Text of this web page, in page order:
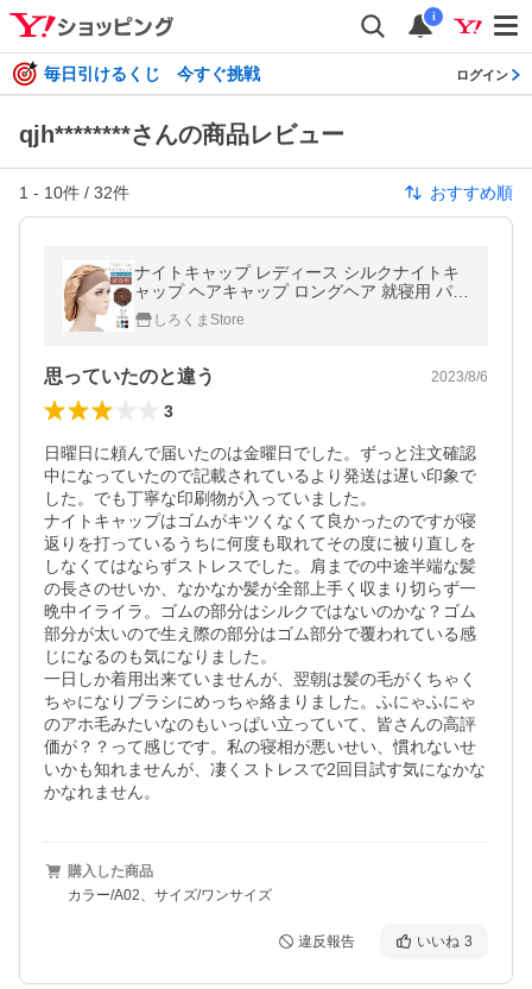
i
毎日引けるくじ 今すぐ挑戦 ログイン
qjh********さんの商品レビュー
1 - 10件 / 32件 おすすめ順
ナイトキャップ レディース シルクナイトキ
ャップ ヘアキャップ ロングヘア 就寝用 パサ
つき予防 ヘアケア 保湿 母の日 ママ
しろくまStore
思っていたのと違う 2023/8/6
3
日曜日に頼んで届いたのは金曜日でした。ずっと注文確認
中になっていたので記載されているより発送は遅い印象で
した。でも丁寧な印刷物が入っていました。
ナイトキャップはゴムがキツくなくて良かったのですが寝
返りを打っているうちに何度も取れてその度に被り直しを
しなくてはならずストレスでした。肩までの中途半端な髪
の長さのせいか、なかなか髪が全部上手く収まり切らず一
晩中イライラ。ゴムの部分はシルクではないのかな？ゴム
部分が太いので生え際の部分はゴム部分で覆われている感
じになるのも気になりました。
一日しか着用出来ていませんが、翌朝は髪の毛がくちゃく
ちゃになりブラシにめっちゃ絡まりました。ふにゃふにゃ
のアホ毛みたいなのもいっぱい立っていて、皆さんの高評
価が？？って感じです。私の寝相が悪いせい、慣れないせ
いかも知れませんが、凄くストレスで2回目試す気になかな
かなれません。
購入した商品
カラー/A02、サイズ/ワンサイズ
違反報告 いいね 3